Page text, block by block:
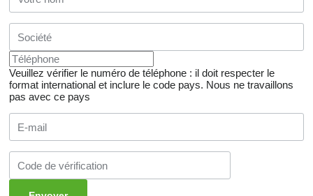
Veuillez vérifier le numéro de téléphone : il doit respecter le
format international et inclure le code pays. Nous ne travaillons
pas avec ce pays